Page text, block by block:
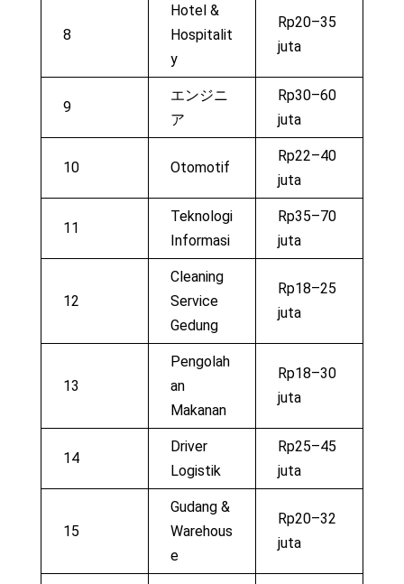
8
Hotel &
Hospitalit
y
Rp20–35
juta
9
エンジニ
ア
Rp30–60
juta
10 Otomotif
Rp22–40
juta
11
Teknologi
Informasi
Rp35–70
juta
12
Cleaning
Service
Gedung
Rp18–25
juta
13
Pengolah
an
Makanan
Rp18–30
juta
14
Driver
Logistik
Rp25–45
juta
15
Gudang &
Warehous
e
Rp20–32
juta